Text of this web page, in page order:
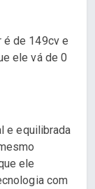
é de 149cv e
ele vá de 0
e equilibrada
ele
com